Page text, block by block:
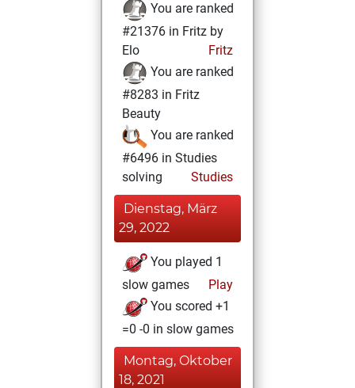
You are ranked
#21376 in Fritz by
Elo
Fritz
You are ranked
#8283 in Fritz
Beauty
You are ranked
#6496 in Studies
solving
Studies
Dienstag, März
29, 2022
You played 1
slow games
Play
You scored +1
=0 -0 in slow games
Montag, Oktober
18, 2021